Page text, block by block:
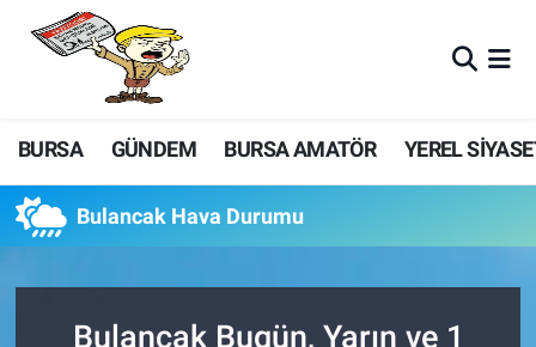
BURSA GÜNDEM BURSA AMATÖR YEREL
Bulancak Hava Durumu
Bulancak Bugün, Yarın ve 1